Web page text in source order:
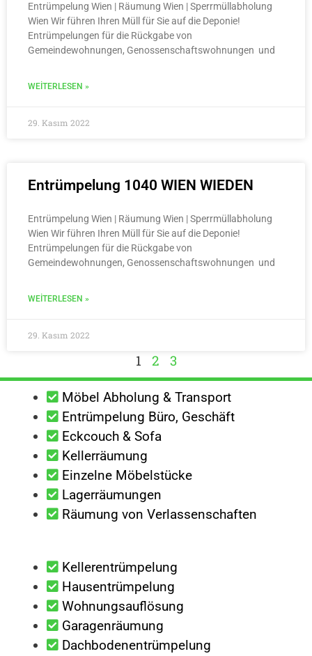
Entrümpelung Wien | Räumung Wien | Sperrmüllabholung
Wien Wir führen Ihren Müll für Sie auf die Deponie!
Entrümpelungen für die Rückgabe von
Gemeindewohnungen, Genossenschaftswohnungen und
WEITERLESEN »
29. Kasım 2022
Entrümpelung 1040 WIEN WIEDEN
Entrümpelung Wien | Räumung Wien | Sperrmüllabholung
Wien Wir führen Ihren Müll für Sie auf die Deponie!
Entrümpelungen für die Rückgabe von
Gemeindewohnungen, Genossenschaftswohnungen und
WEITERLESEN »
29. Kasım 2022
1 2 3
Möbel Abholung & Transport
Entrümpelung Büro, Geschäft
Eckcouch & Sofa
Kellerräumung
Einzelne Möbelstücke
Lagerräumungen
Räumung von Verlassenschaften
Kellerentrümpelung
Hausentrümpelung
Wohnungsauflösung
Garagenräumung
Dachbodenentrümpelung